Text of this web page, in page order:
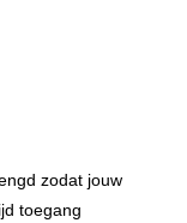
zodat jouw
toegang